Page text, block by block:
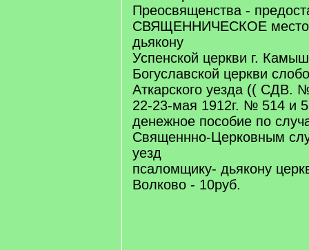
Преосвященства -
СВЯЩЕННИЧЕСКОЕ место
дьякону
Успенской церкви г.
Богуславской церкви
Аткарского уезда (( СДВ.
22-23-мая 1912г. № 514 и
денежное пособие по
Священнно-Церковным
уезд
псаломщику- дьякону
Волково - 10руб.